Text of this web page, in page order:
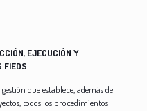
EJECUCIÓN Y
FIEDS
que establece, además de
todos los procedimientos